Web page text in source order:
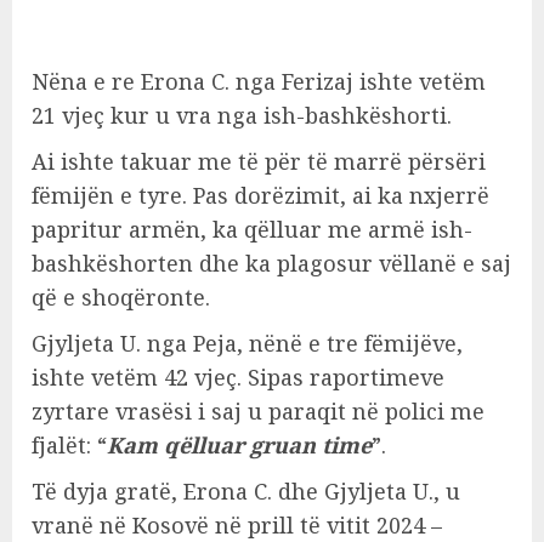
Nëna e re Erona C. nga Ferizaj ishte vetëm
21 vjeç kur u vra nga ish-bashkëshorti.
Ai ishte takuar me të për të marrë përsëri
fëmijën e tyre. Pas dorëzimit, ai ka nxjerrë
papritur armën, ka qëlluar me armë ish-
bashkëshorten dhe ka plagosur vëllanë e saj
që e shoqëronte.
Gjyljeta U. nga Peja, nënë e tre fëmijëve,
ishte vetëm 42 vjeç. Sipas raportimeve
zyrtare vrasësi i saj u paraqit në polici me
fjalët: “Kam qëlluar gruan time”.
Të dyja gratë, Erona C. dhe Gjyljeta U., u
vranë në Kosovë në prill të vitit 2024 –